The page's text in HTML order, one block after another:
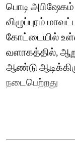
பொடி
விழுப்புரம்
கோட்டையில்
வளாகத்தில்,
ஆண்டு
நடைபெற்றது